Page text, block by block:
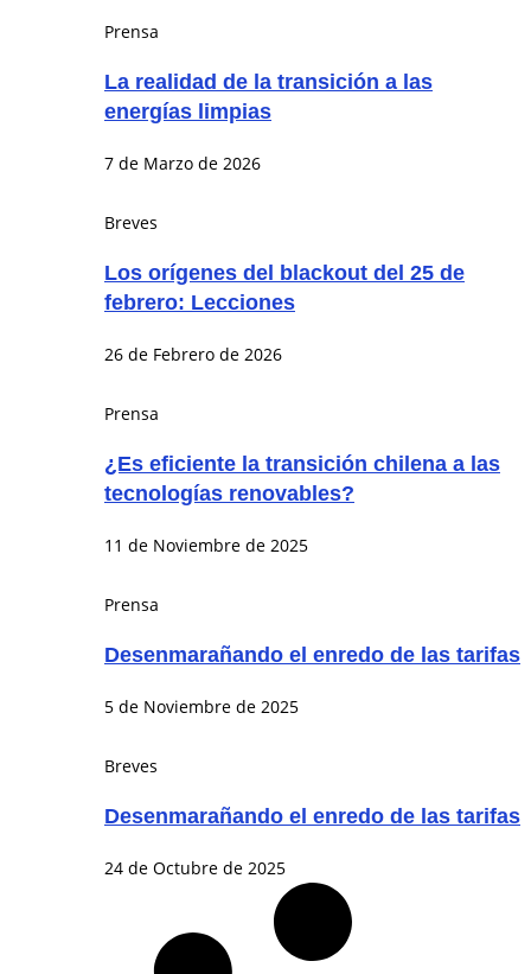
Prensa
La realidad de la transición a las
energías limpias
7 de Marzo de 2026
Breves
Los orígenes del blackout del 25 de
febrero: Lecciones
26 de Febrero de 2026
Prensa
¿Es eficiente la transición chilena a las
tecnologías renovables?
11 de Noviembre de 2025
Prensa
Desenmarañando el enredo de las tarifas
5 de Noviembre de 2025
Breves
Desenmarañando el enredo de las tarifas
24 de Octubre de 2025